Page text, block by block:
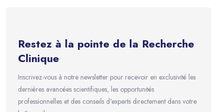
Restez à la pointe de la Recherche
Clinique
Inscrivez-vous à notre newsletter pour recevoir en exclusivité les
dernières avancées scientifiques, les opportunités
professionnelles et des conseils d'experts directement dans votre